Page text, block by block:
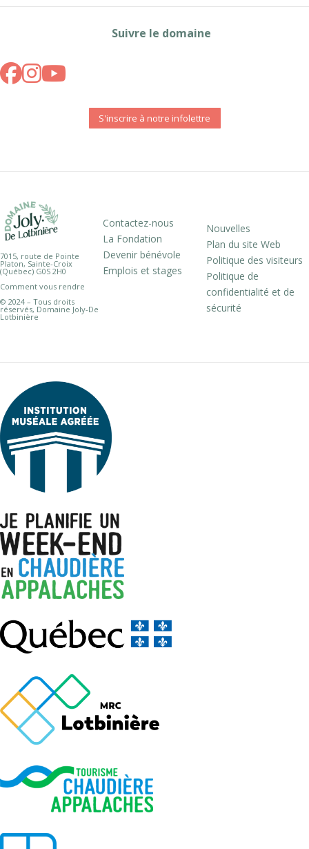
Suivre le domaine
S'inscrire à notre infolettre
7015, route de Pointe
Platon, Sainte-Croix
(Québec) G0S 2H0
Comment vous rendre
© 2024 – Tous droits
réservés, Domaine Joly-De
Lotbinière
Contactez-nous
La Fondation
Devenir bénévole
Emplois et stages
Nouvelles
Plan du site Web
Politique des visiteurs
Politique de
confidentialité et de
sécurité